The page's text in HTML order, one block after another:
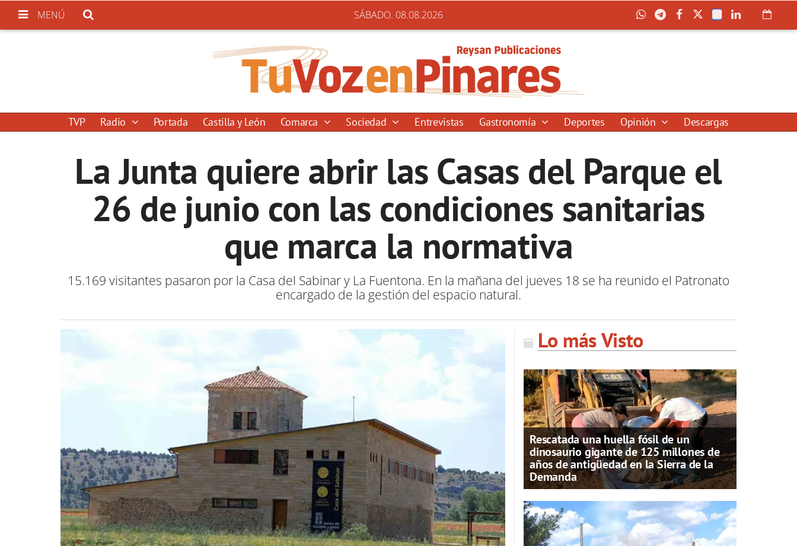
MENÚ SÁBADO. 08.08.2026
TVP Radio Portada Castilla y León Comarca Sociedad Entrevistas Gastronomía Deportes Opinión Descargas
La Junta quiere abrir las Casas del Parque el
26 de junio con las condiciones sanitarias
que marca la normativa
15.169 visitantes pasaron por la Casa del Sabinar y La Fuentona. En la mañana del jueves 18 se ha reunido el Patronato
encargado de la gestión del espacio natural.
Lo más Visto
Rescatada una huella fósil de un
dinosaurio gigante de 125 millones de
años de antigüedad en la Sierra de la
Demanda